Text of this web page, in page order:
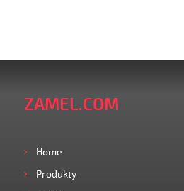
ZAMEL.COM
Home
Produkty